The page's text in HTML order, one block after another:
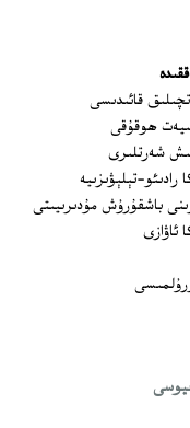
قائىدىسى
ھوقۇقى
شەرتلىرى
رادىئو-تېلېۋىزىيە
باشقۇرۇش مۇدىرىيىتى
ئاۋازى